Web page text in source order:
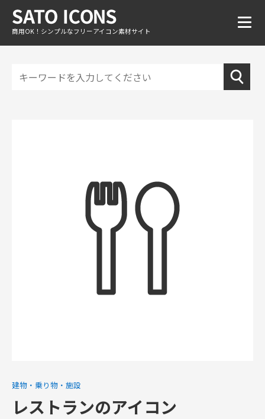
商用OK！シンプルなフリーアイコン素材サイト
建物・乗り物・施設
レストランのアイコン